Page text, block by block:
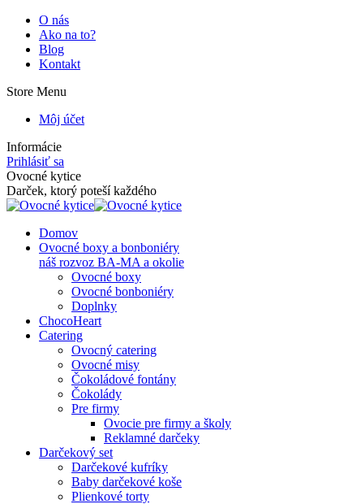
Skip
content
O nás
Ako na to?
Blog
Kontakt
Store Menu
Môj účet
Informácie
Prihlásiť sa
Facebook
page
opens
new
window
Instagram
page
opens
new
window
Ovocné kytice
Darček, ktorý poteší každého
Domov
Ovocné boxy a bonboniéry
náš rozvoz BA-MA a okolie
Ovocné boxy
Ovocné bonboniéry
Doplnky
ChocoHeart
Catering
Ovocný catering
Ovocné misy
Čokoládové fontány
Čokolády
Pre firmy
Ovocie pre firmy a školy
Reklamné darčeky
Darčekový set
Darčekové kufríky
Baby darčekové koše
Plienkové torty